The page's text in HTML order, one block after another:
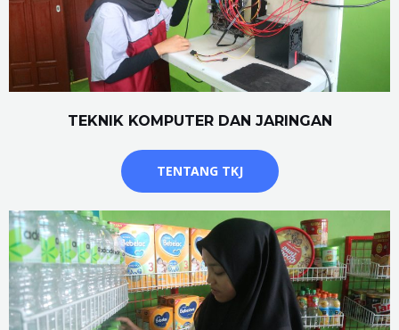
TEKNIK KOMPUTER DAN JARINGAN
TENTANG TKJ